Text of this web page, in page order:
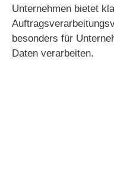
Unternehmen bietet
besonders für
Daten verarbeiten.